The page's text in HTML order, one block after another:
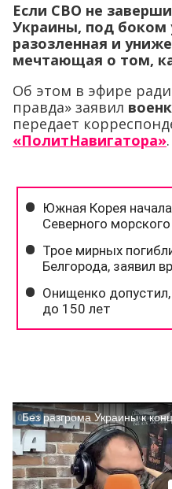
Если СВО не
Украины, под боком
разозленная и
мечтающая о том,
Об этом в эфире
правда» заявил
передает
«ПолитНавигатора».